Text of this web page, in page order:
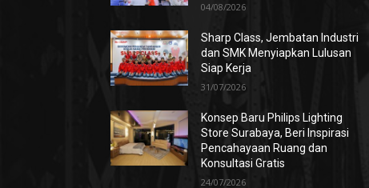
04/08/2026
Sharp Class, Jembatan Industri
dan SMK Menyiapkan Lulusan
Siap Kerja
31/07/2026
Konsep Baru Philips Lighting
Store Surabaya, Beri Inspirasi
Pencahayaan Ruang dan
Konsultasi Gratis
24/07/2026